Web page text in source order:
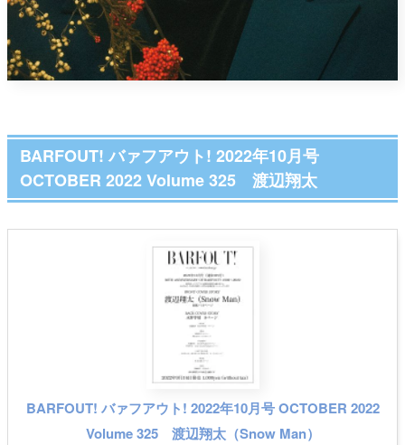
BARFOUT! バァフアウト! 2022年10月号
OCTOBER 2022 Volume 325 渡辺翔太
BARFOUT! バァフアウト! 2022年10月号 OCTOBER 2022
Volume 325 渡辺翔太（Snow Man）